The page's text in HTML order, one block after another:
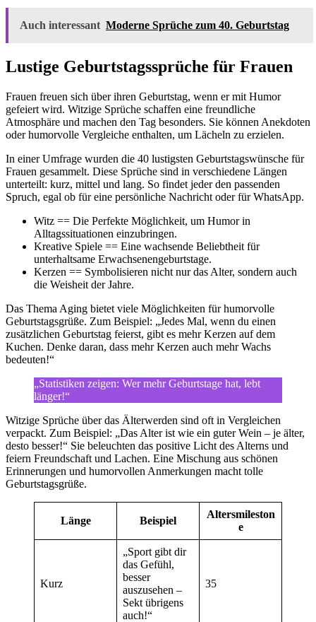
Auch interessant Moderne Sprüche zum 40. Geburtstag
Lustige Geburtstagssprüche für Frauen
Frauen freuen sich über ihren Geburtstag, wenn er mit Humor
gefeiert wird. Witzige Sprüche schaffen eine freundliche
Atmosphäre und machen den Tag besonders. Sie können Anekdoten
oder humorvolle Vergleiche enthalten, um Lächeln zu erzielen.
In einer Umfrage wurden die 40 lustigsten Geburtstagswünsche für
Frauen gesammelt. Diese Sprüche sind in verschiedene Längen
unterteilt: kurz, mittel und lang. So findet jeder den passenden
Spruch, egal ob für eine persönliche Nachricht oder für WhatsApp.
Witz == Die Perfekte Möglichkeit, um Humor in
Alltagssituationen einzubringen.
Kreative Spiele == Eine wachsende Beliebtheit für
unterhaltsame Erwachsenengeburtstage.
Kerzen == Symbolisieren nicht nur das Alter, sondern auch
die Weisheit der Jahre.
Das Thema Aging bietet viele Möglichkeiten für humorvolle
Geburtstagsgrüße. Zum Beispiel: „Jedes Mal, wenn du einen
zusätzlichen Geburtstag feierst, gibt es mehr Kerzen auf dem
Kuchen. Denke daran, dass mehr Kerzen auch mehr Wachs
bedeuten!“
„Statistiken zeigen: Wer mehr Geburtstage hat, lebt
länger!“
Witzige Sprüche über das Älterwerden sind oft in Vergleichen
verpackt. Zum Beispiel: „Das Alter ist wie ein guter Wein – je älter,
desto besser!“ Sie beleuchten das positive Licht des Alterns und
feiern Freundschaft und Lachen. Eine Mischung aus schönen
Erinnerungen und humorvollen Anmerkungen macht tolle
Geburtstagsgrüße.
Länge Beispiel
Altersmileston
e
Kurz
„Sport gibt dir
das Gefühl,
besser
auszusehen –
Sekt übrigens
auch!“
35